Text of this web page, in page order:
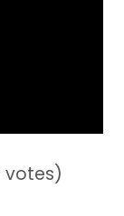
votes)